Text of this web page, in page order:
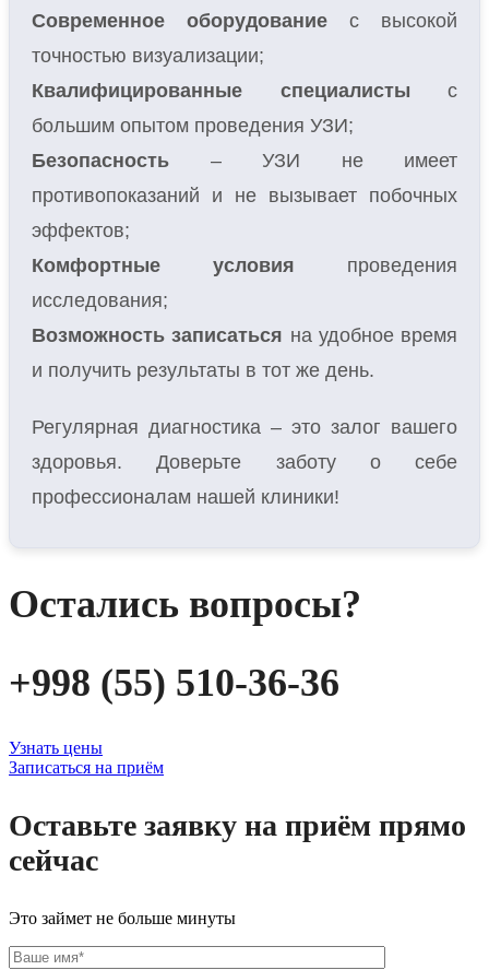
Современное оборудование с высокой
точностью визуализации;
Квалифицированные специалисты с
большим опытом проведения УЗИ;
Безопасность – УЗИ не имеет
противопоказаний и не вызывает побочных
эффектов;
Комфортные условия проведения
исследования;
Возможность записаться на удобное время
и получить результаты в тот же день.
Регулярная диагностика – это залог вашего
здоровья. Доверьте заботу о себе
профессионалам нашей клиники!
Остались вопросы?
+998 (55) 510-36-36
Узнать цены
Записаться на приём
Оставьте заявку на приём прямо
сейчас
Это займет не больше минуты